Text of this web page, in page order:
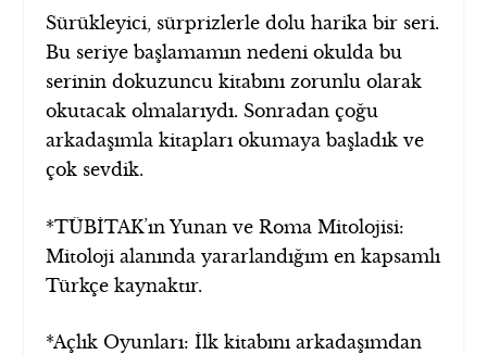
Sürükleyici, sürprizlerle dolu harika bir seri.
Bu seriye başlamamın nedeni okulda bu
serinin dokuzuncu kitabını zorunlu olarak
okutacak olmalarıydı. Sonradan çoğu
arkadaşımla kitapları okumaya başladık ve
çok sevdik.
*TÜBİTAK’ın Yunan ve Roma Mitolojisi:
Mitoloji alanında yararlandığım en kapsamlı
Türkçe kaynaktır.
*Açlık Oyunları: İlk kitabını arkadaşımdan